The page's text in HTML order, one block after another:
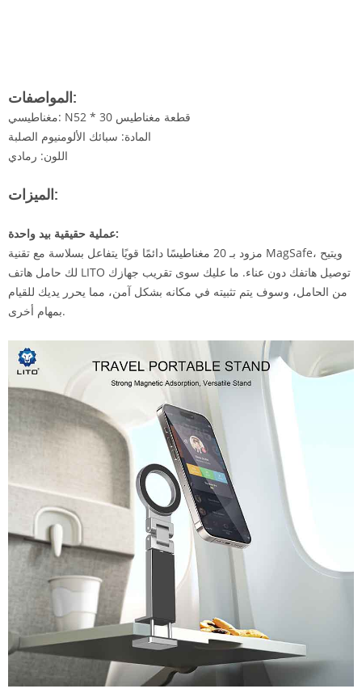
المواصفات:
مغناطيسي: N52 * 30 قطعة مغناطيس
المادة: سبائك الألومنيوم الصلبة
اللون: رمادي
الميزات:
عملية حقيقية بيد واحدة:
مزود بـ 20 مغناطيسًا دائمًا قويًا يتفاعل بسلاسة مع تقنية MagSafe، ويتيح
لك حامل هاتف LITO توصيل هاتفك دون عناء. ما عليك سوى تقريب جهازك
من الحامل، وسوف يتم تثبيته في مكانه بشكل آمن، مما يحرر يديك للقيام
بمهام أخرى.